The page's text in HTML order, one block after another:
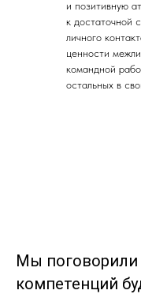
и позитивную
к достаточной
личного
ценности
командной
остальных в
Мы
компетенций